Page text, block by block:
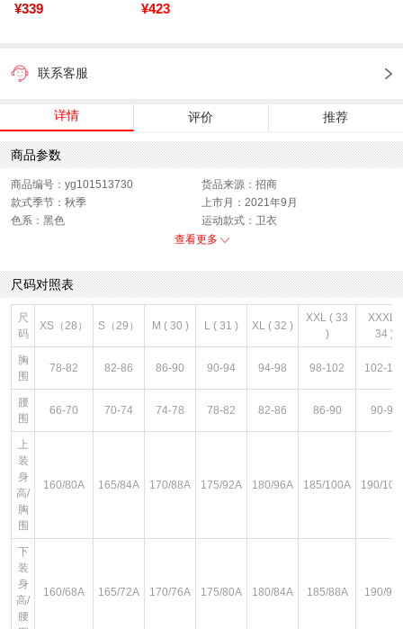
¥339 ¥423
联系客服
详情 评价 推荐
商品参数
商品编号：yg101513730
货品来源：招商
款式季节：秋季
上市月：2021年9月
色系：黑色
运动款式：卫衣
销售季：21Q3
查看更多
尺码对照表
尺
码
XS（28） S（29） M ( 30 ) L ( 31 ) XL ( 32 )
XXL ( 33
)
XXXL (
34 )
胸
围
78-82 82-86 86-90 90-94 94-98 98-102 102-
腰
围
66-70 70-74 74-78 78-82 82-86 86-90 90-94
上
装
身
高/
胸
围
160/80A 165/84A 170/88A 175/92A 180/96A 185/100A 190/
下
装
身
高/
腰
160/68A 165/72A 170/76A 175/80A 180/84A 185/88A 190/